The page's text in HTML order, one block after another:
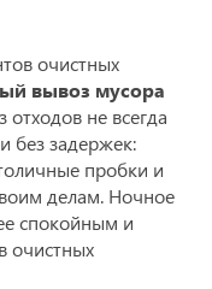
очистных
вывоз мусора
не всегда
без задержек:
пробки и
делам. Ночное
спокойным и
очистных